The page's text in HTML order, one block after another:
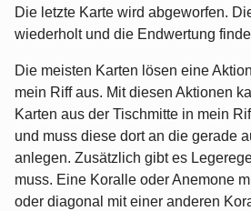
Die letzte Karte wird abgeworfen.
wiederholt und die Endwertung
Die meisten Karten lösen eine
mein Riff aus. Mit diesen Aktionen
Karten aus der Tischmitte in mein
und muss diese dort an die gerade
anlegen. Zusätzlich gibt es
muss. Eine Koralle oder Anemone
oder diagonal mit einer anderen